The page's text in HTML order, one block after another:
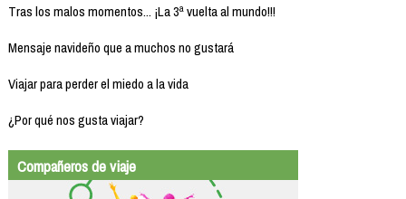
Tras los malos momentos... ¡La 3ª vuelta al mundo!!!
Mensaje navideño que a muchos no gustará
Viajar para perder el miedo a la vida
¿Por qué nos gusta viajar?
Compañeros de viaje